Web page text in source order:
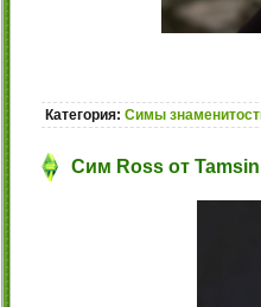
Категория: Симы
Сим Ross от